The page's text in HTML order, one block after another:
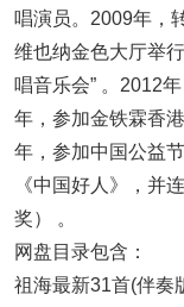
唱演员。2009年，
维也纳金色大厅举
唱音乐会” 。2012
年，参加金铁霖香
年，参加中国公益
《中国好人》，并
奖） 。
网盘目录包含：
祖海最新31首(伴奏